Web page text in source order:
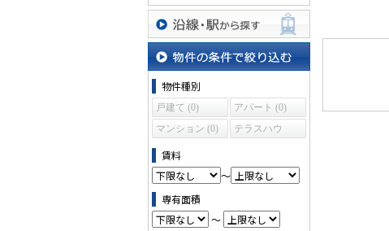
沿線・駅から探す
物件の条件で絞り込む
物件種別
戸建て (0)
アパート (0)
マンション (0)
テラスハウ
賃料
～
専有面積
～